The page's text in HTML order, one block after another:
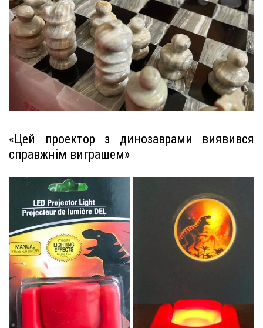
«Цей проектор з динозаврами виявився
справжнім виграшем»